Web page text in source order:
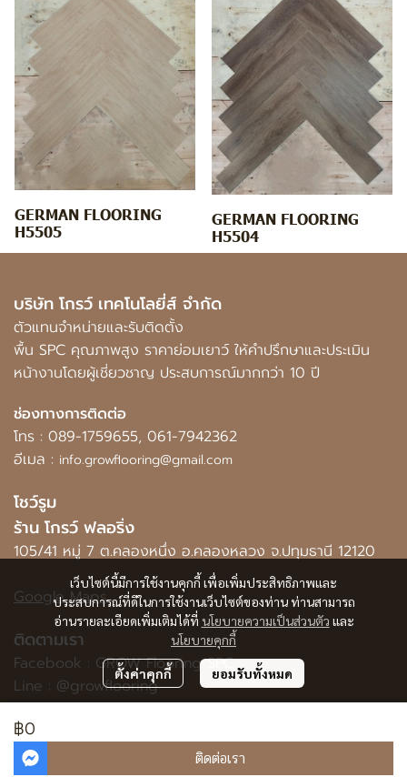
GERMAN FLOORING
H5505
GERMAN FLOORING
H5504
฿0
ติดต่อเรา
เว็บไซต์นี้มีการใช้งานคุกกี้ เพื่อเพิ่มประสิทธิภาพและ
ประสบการณ์ที่ดีในการใช้งานเว็บไซต์ของท่าน ท่านสามารถ
อ่านรายละเอียดเพิ่มเติมได้ที่ นโยบายความเป็นส่วนตัว และ
นโยบายคุกกี้
ตั้งค่าคุกกี้ ยอมรับทั้งหมด
บริษัท โกรว์ เทคโนโลยี่ส์ จำกัด
ตัวแทนจำหน่ายและรับติดตั้ง
พื้น SPC คุณภาพสูง ราคาย่อมเยาว์ ให้คำปรึกษาและประเมิน
หน้างานโดยผู้เชี่ยวชาญ ประสบการณ์มากกว่า 10 ปี
ช่องทางการติดต่อ
โทร : 089-1759655, 061-7942362
อีเมล : info.growflooring@gmail.com
โชว์รูม
ร้าน โกรว์ ฟลอริ่ง
105/41 หมู่ 7 ต.คลองหนึ่ง อ.คลองหลวง จ.ปทุมธานี 12120
Google Maps
ติดตามเรา
Facebook : GROW Flooring SPC
Line : @growflooring
© Copyright 2023 All Rights Reserved.